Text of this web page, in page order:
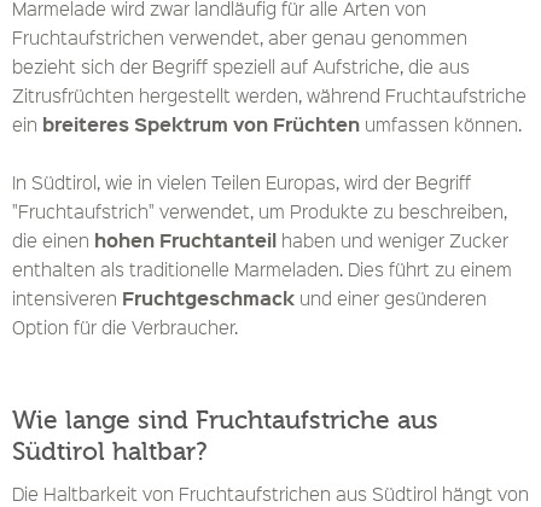
Marmelade wird zwar landläufig für alle Arten von
Fruchtaufstrichen verwendet, aber genau genommen
bezieht sich der Begriff speziell auf Aufstriche, die aus
Zitrusfrüchten hergestellt werden, während Fruchtaufstriche
ein breiteres Spektrum von Früchten umfassen können.
In Südtirol, wie in vielen Teilen Europas, wird der Begriff
"Fruchtaufstrich" verwendet, um Produkte zu beschreiben,
die einen hohen Fruchtanteil haben und weniger Zucker
enthalten als traditionelle Marmeladen. Dies führt zu einem
intensiveren Fruchtgeschmack und einer gesünderen
Option für die Verbraucher.
Wie lange sind Fruchtaufstriche aus
Südtirol haltbar?
Die Haltbarkeit von Fruchtaufstrichen aus Südtirol hängt von